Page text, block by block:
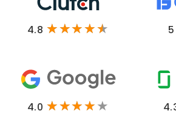
4.8 5
4.0